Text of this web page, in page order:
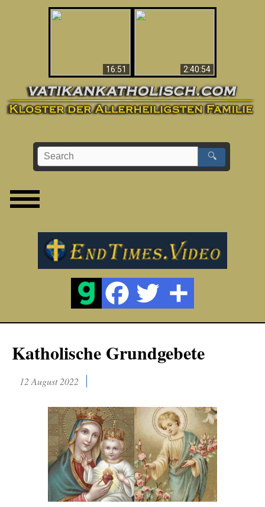
16:51
2:40:54
🔍
Katholische Grundgebete
12 August 2022